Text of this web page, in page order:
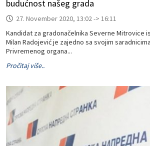
budućnost našeg grada
27. November 2020, 13:02 -> 16:11
Kandidat za gradonačelnika Severne Mitrovice
Milan Radojević je zajedno sa svojim
Privremenog organa...
Pročitaj više..